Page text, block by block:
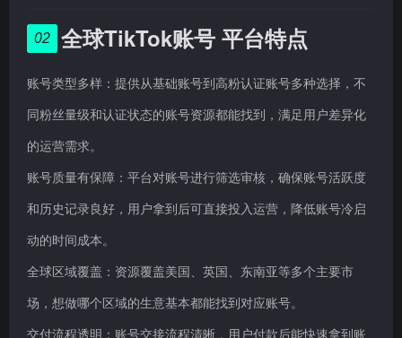
02 全球TikTok账号 平台特点
账号类型多样：提供从基础账号到高粉认证账号多种选择，不
同粉丝量级和认证状态的账号资源都能找到，满足用户差异化
的运营需求。
账号质量有保障：平台对账号进行筛选审核，确保账号活跃度
和历史记录良好，用户拿到后可直接投入运营，降低账号冷启
动的时间成本。
全球区域覆盖：资源覆盖美国、英国、东南亚等多个主要市
场，想做哪个区域的生意基本都能找到对应账号。
交付流程透明：账号交接流程清晰，用户付款后能快速拿到账